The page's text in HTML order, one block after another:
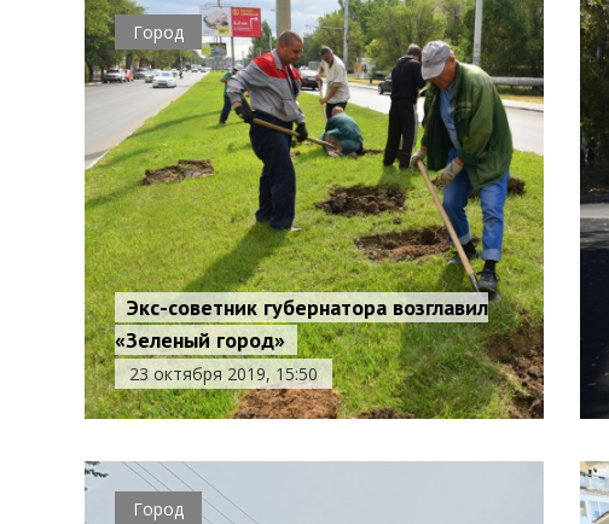
Город
Экс-советник губернатора возглавил
«Зеленый город»
23 октября 2019, 15:50
Город